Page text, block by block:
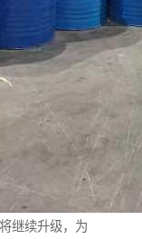
继续升级，为